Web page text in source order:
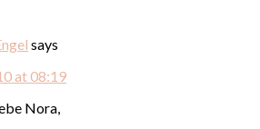
says
at 08:19
Nora,